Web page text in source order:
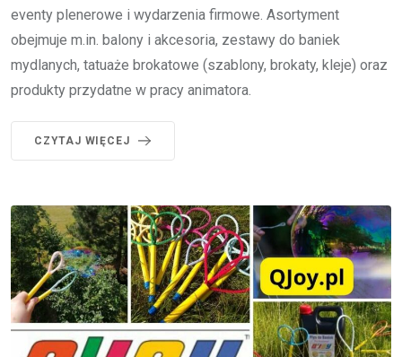
eventy plenerowe i wydarzenia firmowe. Asortyment
obejmuje m.in. balony i akcesoria, zestawy do baniek
mydlanych, tatuaże brokatowe (szablony, brokaty, kleje) oraz
produkty przydatne w pracy animatora.
CZYTAJ WIĘCEJ